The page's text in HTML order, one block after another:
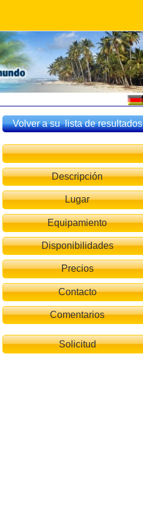
Volver a su lista de resultados
Descripción
Lugar
Equipamiento
Disponibilidades
Precios
Contacto
Comentarios
Solicitud